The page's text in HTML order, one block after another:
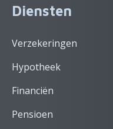
Diensten
Verzekeringen
Hypotheek
Financiën
Pensioen